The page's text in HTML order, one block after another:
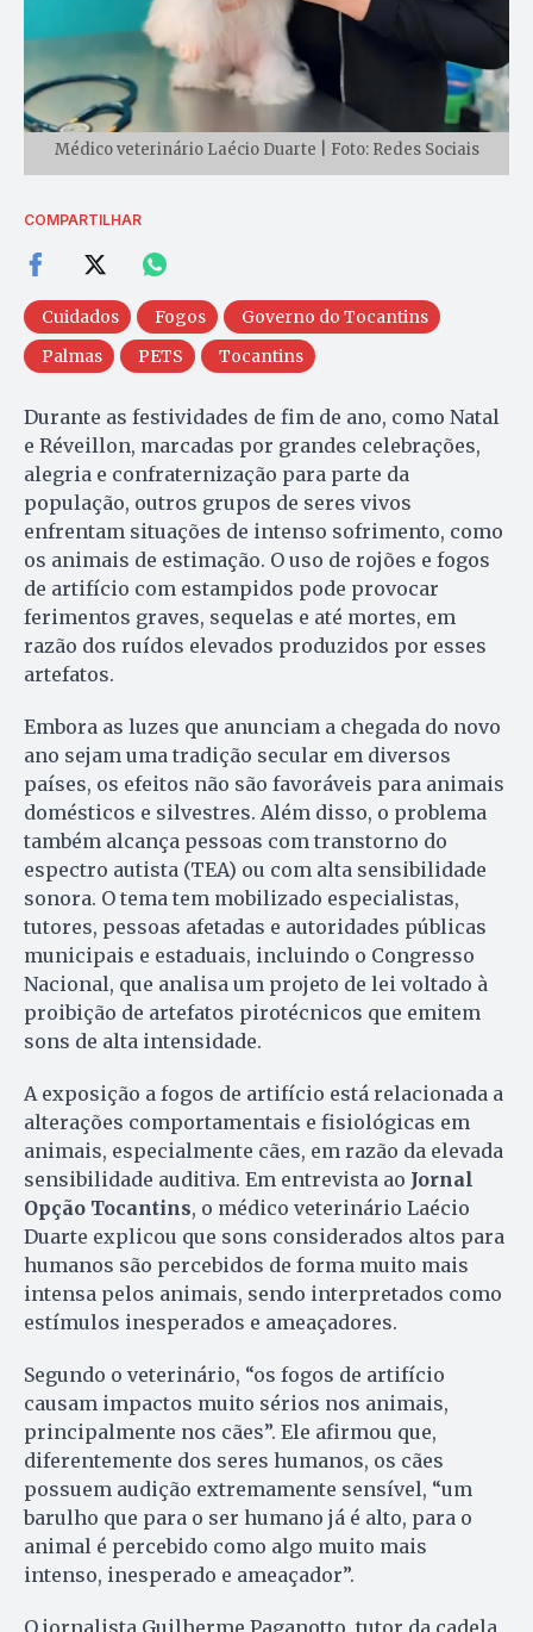
Médico veterinário Laécio Duarte | Foto: Redes Sociais
COMPARTILHAR
Cuidados Fogos
Governo do Tocantins
Palmas
PETS Tocantins
Durante as festividades de fim de ano, como Natal
e Réveillon, marcadas por grandes celebrações,
alegria e confraternização para parte da
população, outros grupos de seres vivos
enfrentam situações de intenso sofrimento, como
os animais de estimação. O uso de rojões e fogos
de artifício com estampidos pode provocar
ferimentos graves, sequelas e até mortes, em
razão dos ruídos elevados produzidos por esses
artefatos.
Embora as luzes que anunciam a chegada do novo
ano sejam uma tradição secular em diversos
países, os efeitos não são favoráveis para animais
domésticos e silvestres. Além disso, o problema
também alcança pessoas com transtorno do
espectro autista (TEA) ou com alta sensibilidade
sonora. O tema tem mobilizado especialistas,
tutores, pessoas afetadas e autoridades públicas
municipais e estaduais, incluindo o Congresso
Nacional, que analisa um projeto de lei voltado à
proibição de artefatos pirotécnicos que emitem
sons de alta intensidade.
A exposição a fogos de artifício está relacionada a
alterações comportamentais e fisiológicas em
animais, especialmente cães, em razão da elevada
sensibilidade auditiva. Em entrevista ao Jornal
Opção Tocantins, o médico veterinário Laécio
Duarte explicou que sons considerados altos para
humanos são percebidos de forma muito mais
intensa pelos animais, sendo interpretados como
estímulos inesperados e ameaçadores.
Segundo o veterinário, “os fogos de artifício
causam impactos muito sérios nos animais,
principalmente nos cães”. Ele afirmou que,
diferentemente dos seres humanos, os cães
possuem audição extremamente sensível, “um
barulho que para o ser humano já é alto, para o
animal é percebido como algo muito mais
intenso, inesperado e ameaçador”.